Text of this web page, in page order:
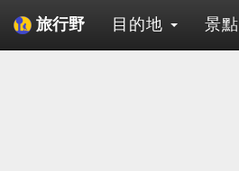
旅行野 目的地 景點